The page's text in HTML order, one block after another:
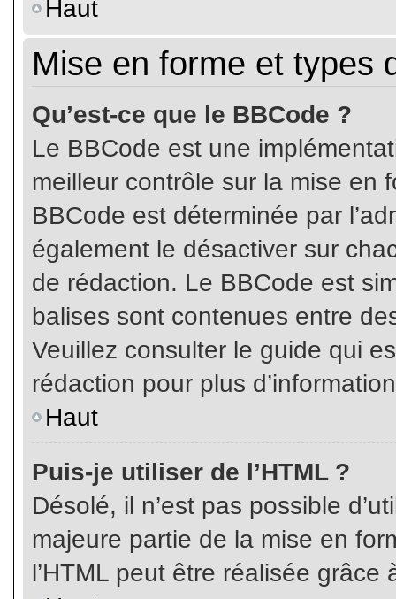
Haut
Mise en forme et types
Qu’est-ce que le BBCode ?
Le BBCode est une
meilleur contrôle sur la mise en
BBCode est déterminée par
également le désactiver sur
de rédaction. Le BBCode est
balises sont contenues entre
Veuillez consulter le guide qui
rédaction pour plus
Haut
Puis-je utiliser de l’HTML ?
Désolé, il n’est pas possible
majeure partie de la mise en
l’HTML peut être réalisée grâce